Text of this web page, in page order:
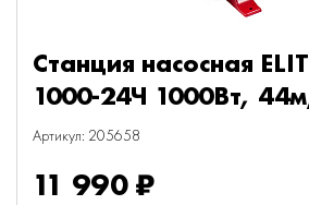
Станция насосная
1000-24Ч 1000Вт,
Артикул: 205658
11 990 ₽